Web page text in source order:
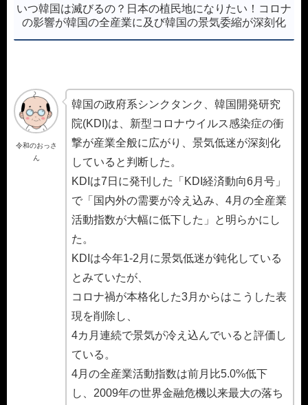
いつ韓国は滅びるの？日本の植民地になりたい！コロナ
の影響が韓国の全産業に及び韓国の景気委縮が深刻化
令和のおっさ
ん
韓国の政府系シンクタンク、韓国開発研究
院(KDI)は、新型コロナウイルス感染症の衝
撃が産業全般に広がり、景気低迷が深刻化
していると判断した。
KDIは7日に発刊した「KDI経済動向6月号」
で「国内外の需要が冷え込み、4月の全産業
活動指数が大幅に低下した」と明らかにし
た。
KDIは今年1-2月に景気低迷が鈍化している
とみていたが、
コロナ禍が本格化した3月からはこうした表
現を削除し、
4カ月連続で景気が冷え込んでいると評価し
ている。
4月の全産業活動指数は前月比5.0%低下
し、2009年の世界金融危機以来最大の落ち